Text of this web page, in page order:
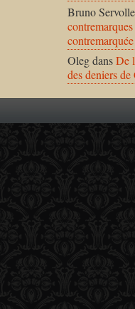
Bruno Servolle
OlegdansDe
des deniers